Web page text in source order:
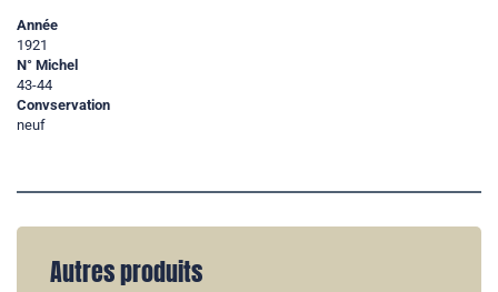
Année
1921
N° Michel
43-44
Convservation
neuf
Autres produits